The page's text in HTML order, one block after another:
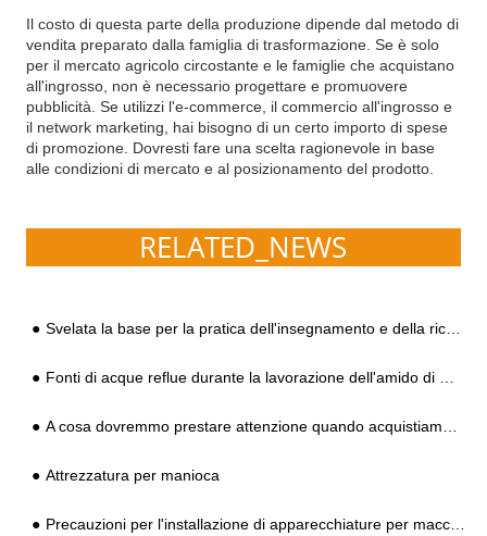
Il costo di questa parte della produzione dipende dal metodo di
vendita preparato dalla famiglia di trasformazione. Se è solo
per il mercato agricolo circostante e le famiglie che acquistano
all'ingrosso, non è necessario progettare e promuovere
pubblicità. Se utilizzi l'e-commerce, il commercio all'ingrosso e
il network marketing, hai bisogno di un certo importo di spese
di promozione. Dovresti fare una scelta ragionevole in base
alle condizioni di mercato e al posizionamento del prodotto.
RELATED_NEWS
Svelata la base per la pratica dell'insegnamento e della ricerca della Henan Agricultural University nell'industria della manioca e della patata di NANYANG GOODWAY
Fonti di acque reflue durante la lavorazione dell'amido di manioca e l'analisi della qualità dell'acqua e gli standard di scarico
A cosa dovremmo prestare attenzione quando acquistiamo apparecchiature per la lavorazione dell'amido di manioca?
Attrezzatura per manioca
Precauzioni per l'installazione di apparecchiature per macchine asciuga patate?